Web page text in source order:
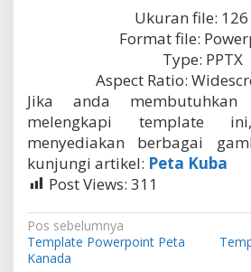
Ukuran file: 126
Format file:
Type: PPTX
Aspect Ratio:
Jika anda
melengkapi template
menyediakan berbagai
kunjungi artikel: Peta Kuba
Post Views: 311
N
a
Pos sebelumnya
Template Powerpoint Peta
Kanada